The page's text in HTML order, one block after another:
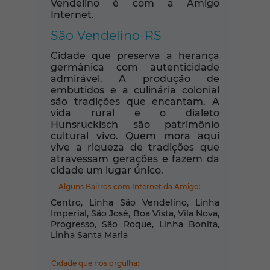
Vendelino é com a Amigo
Internet.
São Vendelino-RS
Cidade que preserva a herança
germânica com autenticidade
admirável. A produção de
embutidos e a culinária colonial
são tradições que encantam. A
vida rural e o dialeto
Hunsrückisch são patrimônio
cultural vivo. Quem mora aqui
vive a riqueza de tradições que
atravessam gerações e fazem da
cidade um lugar único.
Alguns Bairros com Internet da Amigo:
Centro, Linha São Vendelino, Linha
Imperial, São José, Boa Vista, Vila Nova,
Progresso, São Roque, Linha Bonita,
Linha Santa Maria
Cidade que nos orgulha: